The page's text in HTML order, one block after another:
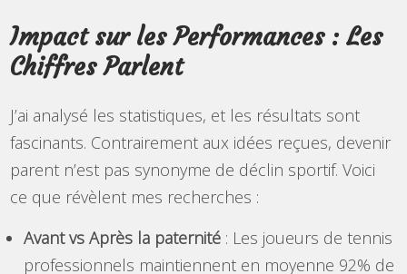
Impact sur les Performances : Les
Chiffres Parlent
J’ai analysé les statistiques, et les résultats sont
fascinants. Contrairement aux idées reçues, devenir
parent n’est pas synonyme de déclin sportif. Voici
ce que révèlent mes recherches :
Avant vs Après la paternité : Les joueurs de tennis
professionnels maintiennent en moyenne 92% de